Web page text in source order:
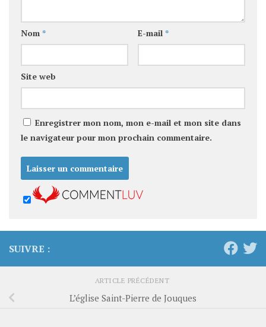
Nom * E-mail *
Site web
Enregistrer mon nom, mon e-mail et mon site dans
le navigateur pour mon prochain commentaire.
SUIVRE :
ARTICLE PRÉCÉDENT
L’église Saint-Pierre de Jouques